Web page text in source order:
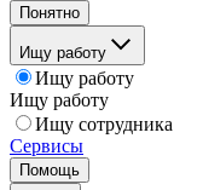
Понятно
Ищу работу
Ищу работу
Ищу работу
Ищу сотрудника
Сервисы
Помощь